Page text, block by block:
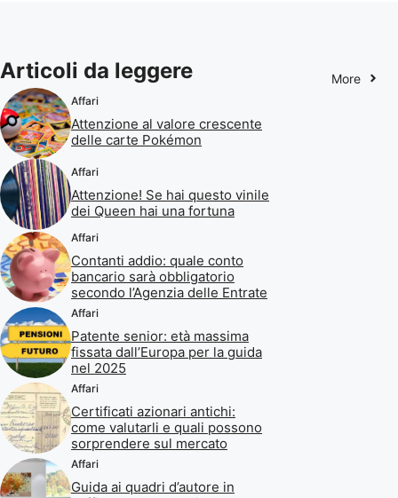
Articoli da leggere More
Affari
Attenzione al valore crescente
delle carte Pokémon
Affari
Attenzione! Se hai questo vinile
dei Queen hai una fortuna
Affari
Contanti addio: quale conto
bancario sarà obbligatorio
secondo l’Agenzia delle Entrate
Affari
Patente senior: età massima
fissata dall’Europa per la guida
nel 2025
Affari
Certificati azionari antichi:
come valutarli e quali possono
sorprendere sul mercato
Affari
Guida ai quadri d’autore in